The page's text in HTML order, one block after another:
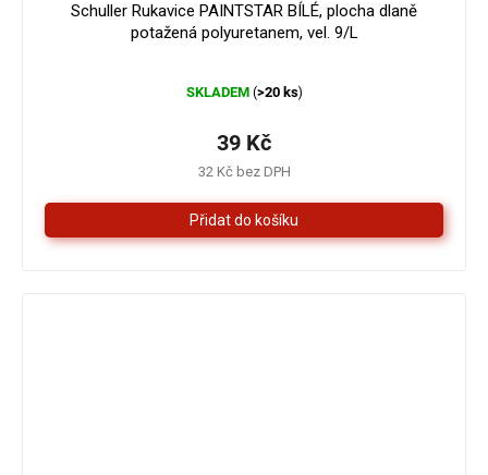
Schuller Rukavice PAINTSTAR BÍLÉ, plocha dlaně
potažená polyuretanem, vel. 9/L
hodnocení
je
z
5
hvězdiček.
SKLADEM (>20 ks)
32 Kč bez DPH
39 Kč